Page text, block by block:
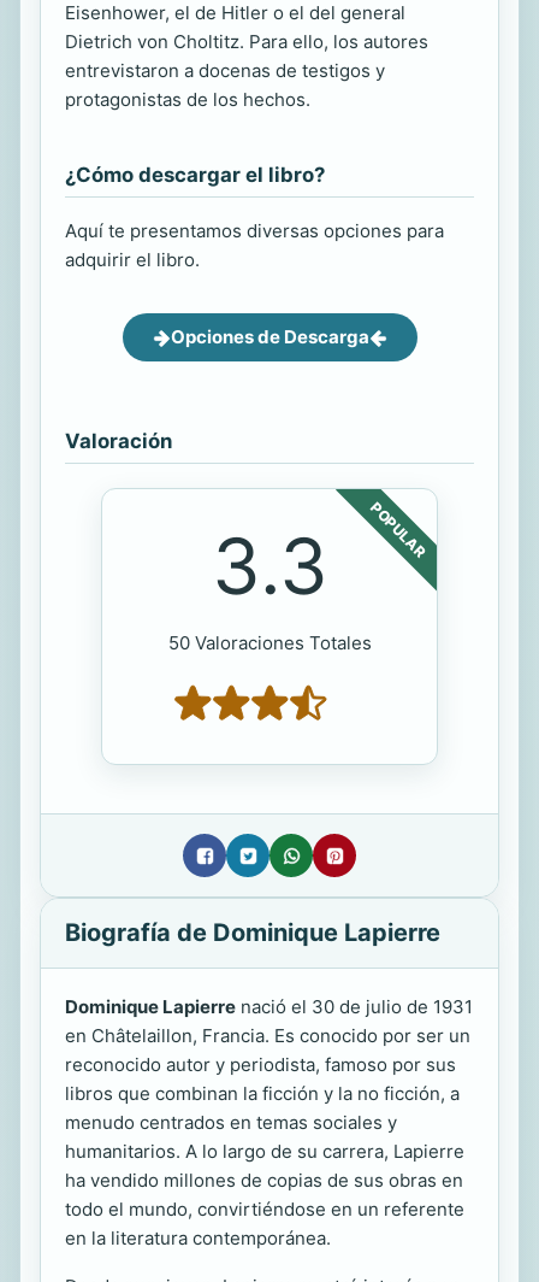
Eisenhower, el de Hitler o el del general
Dietrich von Choltitz. Para ello, los autores
entrevistaron a docenas de testigos y
protagonistas de los hechos.
¿Cómo descargar el libro?
Aquí te presentamos diversas opciones para
adquirir el libro.
Opciones de Descarga
Valoración
POPULAR
3.3
50 Valoraciones Totales
Biografía de Dominique Lapierre
Dominique Lapierre nació el 30 de julio de 1931
en Châtelaillon, Francia. Es conocido por ser un
reconocido autor y periodista, famoso por sus
libros que combinan la ficción y la no ficción, a
menudo centrados en temas sociales y
humanitarios. A lo largo de su carrera, Lapierre
ha vendido millones de copias de sus obras en
todo el mundo, convirtiéndose en un referente
en la literatura contemporánea.